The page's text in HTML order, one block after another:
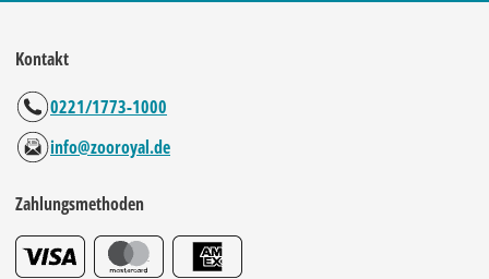
Kontakt
0221/1773-1000
info@zooroyal.de
Zahlungsmethoden